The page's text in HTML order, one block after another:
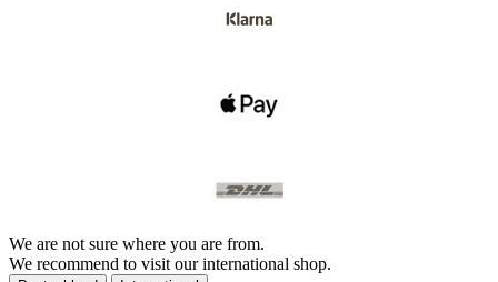
We are not sure where you are from.
We recommend to visit our international shop.